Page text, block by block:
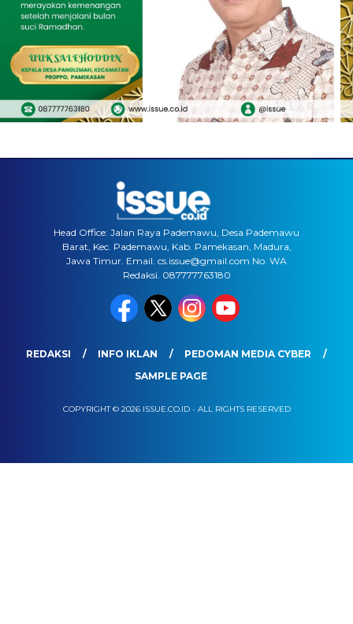
Head Office: Jalan Raya Pademawu, Desa Pademawu
Barat, Kec. Pademawu, Kab. Pamekasan, Madura,
Jawa Timur. Email. cs.issue@gmail.com No. WA
Redaksi. 087777763180
REDAKSI INFO IKLAN
PEDOMAN MEDIA CYBER
SAMPLE PAGE
COPYRIGHT © 2026 ISSUE.CO.ID - ALL RIGHTS RESERVED